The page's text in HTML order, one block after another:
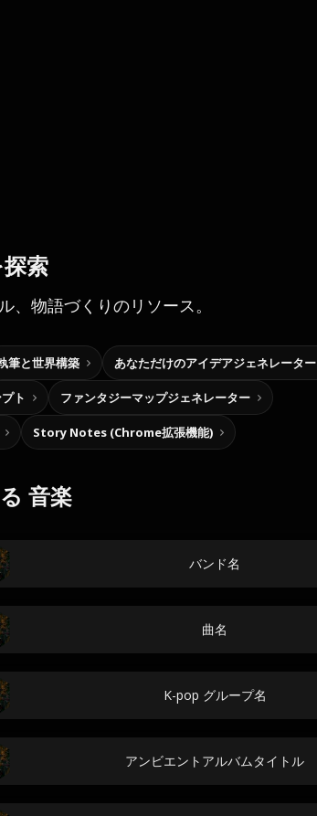
索
、物語づくりのリソース。
筆と世界構築 あなただけのアイデアジェネレーター
ト ファンタジーマップジェネレーター
Story Notes (Chrome拡張機能)
音楽
バンド名
曲名
K-pop グループ名
アンビエントアルバムタイトル